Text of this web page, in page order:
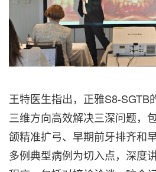
王特医生指出，正雅S8-SGTB
三维方向高效解决三深问题，
颌精准扩弓、早期前牙排齐和
多例典型病例为切入点，深度